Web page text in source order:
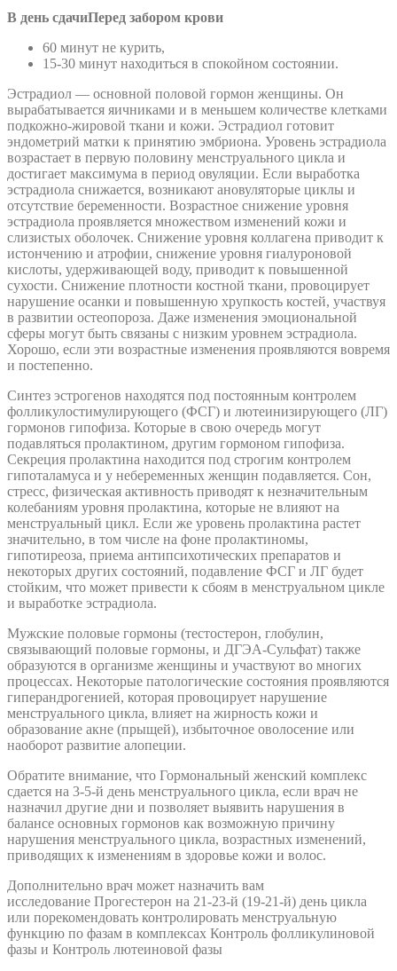
В день сдачиПеред забором крови
60 минут не курить,
15-30 минут находиться в спокойном состоянии.
Эстрадиол — основной половой гормон женщины. Он
вырабатывается яичниками и в меньшем количестве клетками
подкожно-жировой ткани и кожи. Эстрадиол готовит
эндометрий матки к принятию эмбриона. Уровень эстрадиола
возрастает в первую половину менструального цикла и
достигает максимума в период овуляции. Если выработка
эстрадиола снижается, возникают ановуляторые циклы и
отсутствие беременности. Возрастное снижение уровня
эстрадиола проявляется множеством изменений кожи и
слизистых оболочек. Снижение уровня коллагена приводит к
истончению и атрофии, снижение уровня гиалуроновой
кислоты, удерживающей воду, приводит к повышенной
сухости. Снижение плотности костной ткани, провоцирует
нарушение осанки и повышенную хрупкость костей, участвуя
в развитии остеопороза. Даже изменения эмоциональной
сферы могут быть связаны с низким уровнем эстрадиола.
Хорошо, если эти возрастные изменения проявляются вовремя
и постепенно.
Синтез эстрогенов находятся под постоянным контролем
фолликулостимулирующего (ФСГ) и лютеинизирующего (ЛГ)
гормонов гипофиза. Которые в свою очередь могут
подавляться пролактином, другим гормоном гипофиза.
Секреция пролактина находится под строгим контролем
гипоталамуса и у небеременных женщин подавляется. Сон,
стресс, физическая активность приводят к незначительным
колебаниям уровня пролактина, которые не влияют на
менструальный цикл. Если же уровень пролактина растет
значительно, в том числе на фоне пролактиномы,
гипотиреоза, приема антипсихотических препаратов и
некоторых других состояний, подавление ФСГ и ЛГ будет
стойким, что может привести к сбоям в менструальном цикле
и выработке эстрадиола.
Мужские половые гормоны (тестостерон, глобулин,
связывающий половые гормоны, и ДГЭА-Сульфат) также
образуются в организме женщины и участвуют во многих
процессах. Некоторые патологические состояния проявляются
гиперандрогенией, которая провоцирует нарушение
менструального цикла, влияет на жирность кожи и
образование акне (прыщей), избыточное оволосение или
наоборот развитие алопеции.
Обратите внимание, что Гормональный женский комплекс
сдается на 3-5-й день менструального цикла, если врач не
назначил другие дни и позволяет выявить нарушения в
балансе основных гормонов как возможную причину
нарушения менструального цикла, возрастных изменений,
приводящих к изменениям в здоровье кожи и волос.
Дополнительно врач может назначить вам
исследование Прогестерон на 21-23-й (19-21-й) день цикла
или порекомендовать контролировать менструальную
функцию по фазам в комплексах Контроль фолликулиновой
фазы и Контроль лютеиновой фазы